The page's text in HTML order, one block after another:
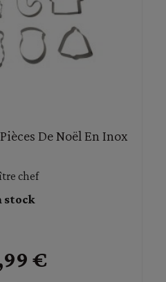
De Noël En Inox
chef
stock
€